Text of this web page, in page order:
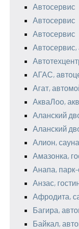
Автосервис
Автосервис
Автосервис
Автосервис,
АГАС,
Агат,
АкваЛоо,
Аланский
Аланский
Алион, сауна
Амазонка,
Анапа, парк-
Анзас,
Афродита,
Багира,
Байкал,